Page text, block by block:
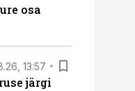
osa
13:57
järgi